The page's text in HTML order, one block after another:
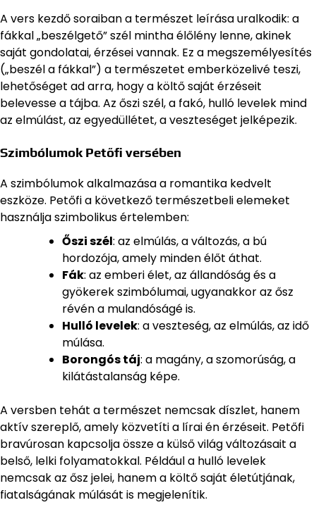
A vers kezdő soraiban a természet leírása uralkodik: a
fákkal „beszélgető” szél mintha élőlény lenne, akinek
saját gondolatai, érzései vannak. Ez a megszemélyesítés
(„beszél a fákkal”) a természetet emberközelivé teszi,
lehetőséget ad arra, hogy a költő saját érzéseit
belevesse a tájba. Az őszi szél, a fakó, hulló levelek mind
az elmúlást, az egyedüllétet, a veszteséget jelképezik.
Szimbólumok Petőfi versében
A szimbólumok alkalmazása a romantika kedvelt
eszköze. Petőfi a következő természetbeli elemeket
használja szimbolikus értelemben:
Őszi szél: az elmúlás, a változás, a bú
hordozója, amely minden élőt áthat.
Fák: az emberi élet, az állandóság és a
gyökerek szimbólumai, ugyanakkor az ősz
révén a mulandóságé is.
Hulló levelek: a veszteség, az elmúlás, az idő
múlása.
Borongós táj: a magány, a szomorúság, a
kilátástalanság képe.
A versben tehát a természet nemcsak díszlet, hanem
aktív szereplő, amely közvetíti a lírai én érzéseit. Petőfi
bravúrosan kapcsolja össze a külső világ változásait a
belső, lelki folyamatokkal. Például a hulló levelek
nemcsak az ősz jelei, hanem a költő saját életútjának,
fiatalságának múlását is megjelenítik.